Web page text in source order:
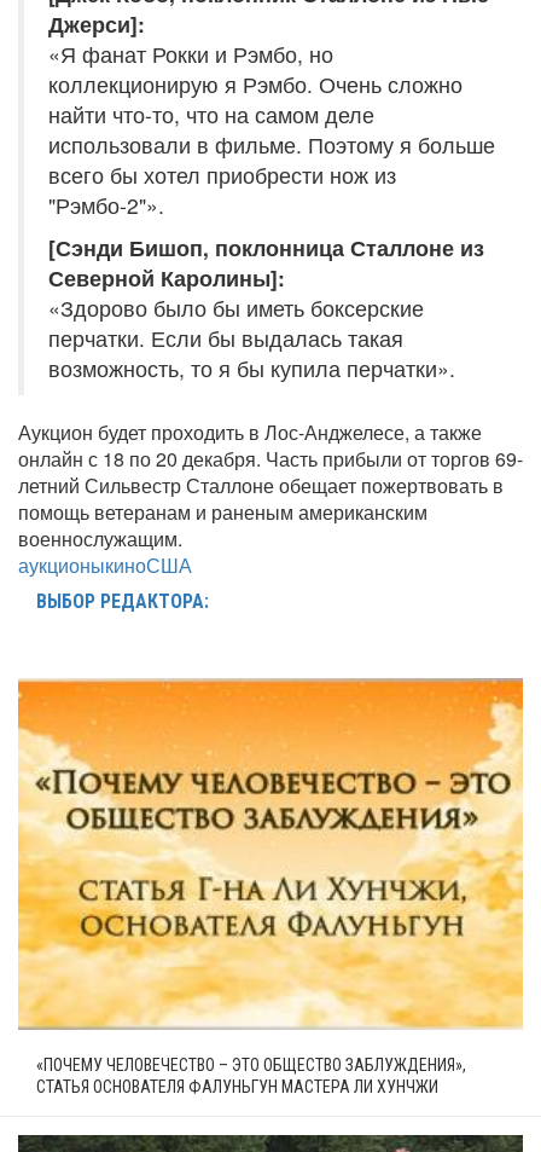
Джерси]:
«Я фанат Рокки и Рэмбо, но
коллекционирую я Рэмбо. Очень сложно
найти что-то, что на самом деле
использовали в фильме. Поэтому я больше
всего бы хотел приобрести нож из
"Рэмбо-2"».
[Сэнди Бишоп, поклонница Сталлоне из
Северной Каролины]:
«Здорово было бы иметь боксерские
перчатки. Если бы выдалась такая
возможность, то я бы купила перчатки».
Аукцион будет проходить в Лос-Анджелесе, а также
онлайн с 18 по 20 декабря. Часть прибыли от торгов 69-
летний Сильвестр Сталлоне обещает пожертвовать в
помощь ветеранам и раненым американским
военнослужащим.
аукционыкиноСША
ВЫБОР РЕДАКТОРА:
«ПОЧЕМУ ЧЕЛОВЕЧЕСТВО – ЭТО ОБЩЕСТВО ЗАБЛУЖДЕНИЯ»,
СТАТЬЯ ОСНОВАТЕЛЯ ФАЛУНЬГУН МАСТЕРА ЛИ ХУНЧЖИ